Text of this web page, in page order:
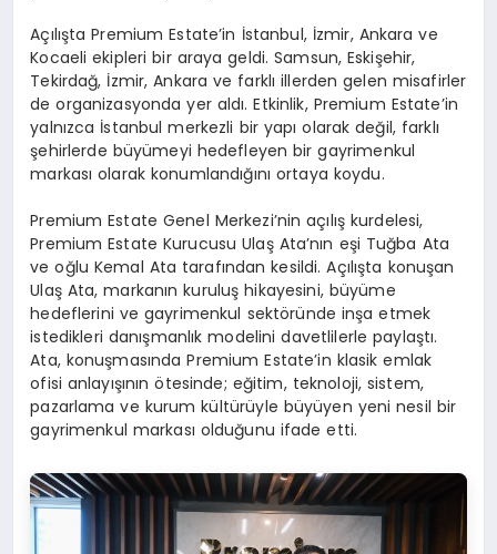
Açılışta Premium Estate’in İstanbul, İzmir, Ankara ve
Kocaeli ekipleri bir araya geldi. Samsun, Eskişehir,
Tekirdağ, İzmir, Ankara ve farklı illerden gelen misafirler
de organizasyonda yer aldı. Etkinlik, Premium Estate’in
yalnızca İstanbul merkezli bir yapı olarak değil, farklı
şehirlerde büyümeyi hedefleyen bir gayrimenkul
markası olarak konumlandığını ortaya koydu.
Premium Estate Genel Merkezi’nin açılış kurdelesi,
Premium Estate Kurucusu Ulaş Ata’nın eşi Tuğba Ata
ve oğlu Kemal Ata tarafından kesildi. Açılışta konuşan
Ulaş Ata, markanın kuruluş hikayesini, büyüme
hedeflerini ve gayrimenkul sektöründe inşa etmek
istedikleri danışmanlık modelini davetlilerle paylaştı.
Ata, konuşmasında Premium Estate’in klasik emlak
ofisi anlayışının ötesinde; eğitim, teknoloji, sistem,
pazarlama ve kurum kültürüyle büyüyen yeni nesil bir
gayrimenkul markası olduğunu ifade etti.